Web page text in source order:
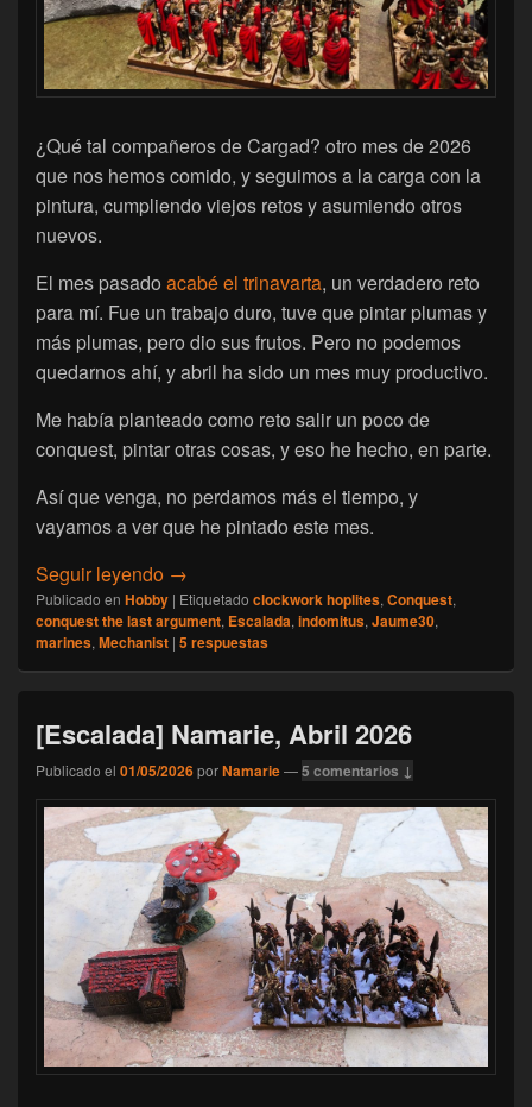
¿Qué tal compañeros de Cargad? otro mes de 2026
que nos hemos comido, y seguimos a la carga con la
pintura, cumpliendo viejos retos y asumiendo otros
nuevos.
El mes pasado acabé el trinavarta, un verdadero reto
para mí. Fue un trabajo duro, tuve que pintar plumas y
más plumas, pero dio sus frutos. Pero no podemos
quedarnos ahí, y abril ha sido un mes muy productivo.
Me había planteado como reto salir un poco de
conquest, pintar otras cosas, y eso he hecho, en parte.
Así que venga, no perdamos más el tiempo, y
vayamos a ver que he pintado este mes.
Seguir leyendo [Escalada Jaume30 abril 2026] Ángeles
→
Publicado en Hobby | Etiquetado clockwork hoplites,Conquest,
conquest the last argument, Escalada,indomitus,Jaume30,
marines,Mechanist | 5respuestas
[Escalada] Namarie, Abril 2026
Publicado el 01/05/2026porNamarie—5 comentarios ↓